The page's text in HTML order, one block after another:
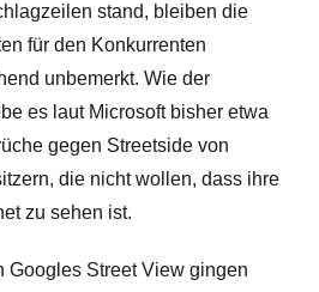
stand, bleiben die
für den Konkurrenten
unbemerkt. Wie der
es laut Microsoft bisher etwa
gegen Streetside von
die nicht wollen, dass ihre
zu sehen ist.
Googles Street View gingen